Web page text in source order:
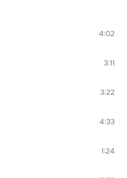
4:02
3:11
3:22
4:33
1:24